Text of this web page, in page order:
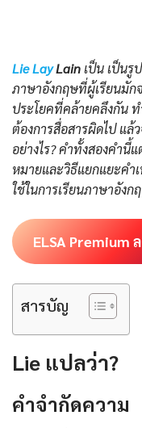
Lie LayLainเป็น เป็นรู
ภาษาอังกฤษที่ผู้เรียนมัก
ประโยคที่คล้ายคลึงกัน
ต้องการสื่อสารผิดไป แล้
อย่างไร? คำทั้งสองคำนี้
หมายและวิธีแยกแยะคำ
ใช้ในการเรียนภาษาอัง
ELSA Premium
สารบัญ
Lie แปลว่า?
คําจํากัดความ